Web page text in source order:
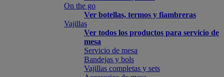
On the go
Ver botellas, termos y fiambreras
Vajillas
Ver todos los productos para servicio de
mesa
Servicio de mesa
Bandejas y bols
Vajillas completas y sets